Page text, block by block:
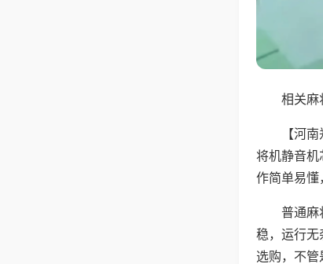
相关麻
【河
将机静音机
作简单易懂
普通麻
稳，运行无
选购，不管